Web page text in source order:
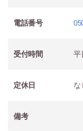
電話番号
受付時間 平
定休日 な
備考